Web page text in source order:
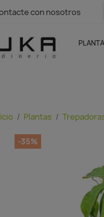
con nosotros
con nosotros
DE ENVÍO
Plantas
-35%